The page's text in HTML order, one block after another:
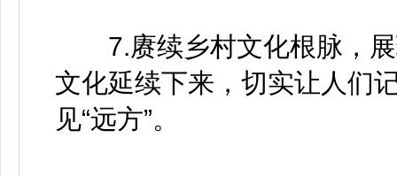
7.赓续乡村文化根脉，展
文化延续下来，切实让人们
见“远方”。